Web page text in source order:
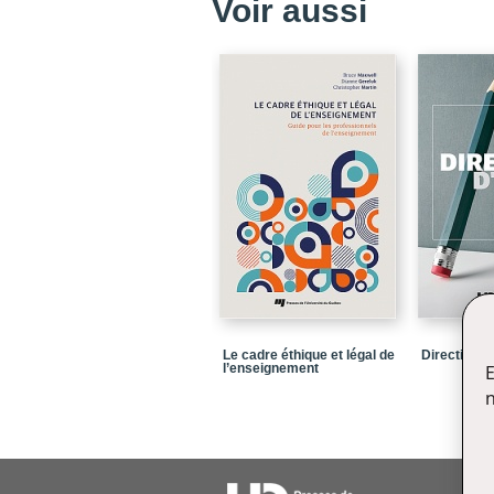
Voir aussi
Le cadre éthique et légal de
l’enseignement
Direction